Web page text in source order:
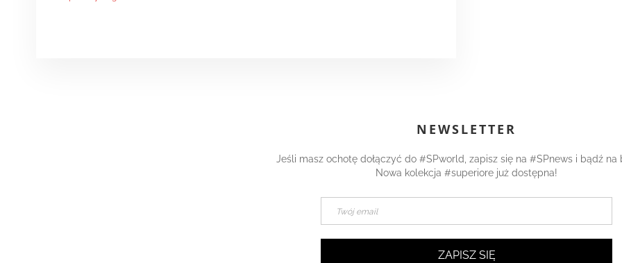
NEWSLETTER
Jeśli masz ochotę dołączyć do #SPworld, zapisz się na #SPnews i bądź na
Nowa kolekcja #superiore już dostępna!
ZAPISZ SIĘ